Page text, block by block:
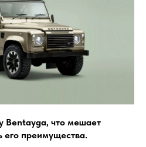
Bentayga, что мешает
его преимущества.